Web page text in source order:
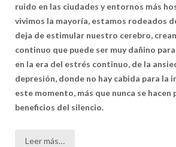
ruido en las ciudades y entornos más
vivimos la mayoría, estamos rodeados
deja de estimular nuestro cerebro,
continuo que puede ser muy dañino
en la era del estrés continuo, de la
depresión, donde no hay cabida para la
este momento, más que nunca se hacen
beneficios del silencio.
Leer más…